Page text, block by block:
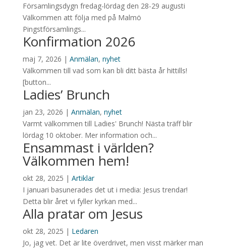
Församlingsdygn fredag-lördag den 28-29 augusti
Välkommen att följa med på Malmö
Pingstförsamlings...
Konfirmation 2026
maj 7, 2026 | Anmälan, nyhet
Välkommen till vad som kan bli ditt bästa år hittills!
[button...
Ladies’ Brunch
jan 23, 2026 | Anmälan, nyhet
Varmt välkommen till Ladies' Brunch! Nästa träff blir
lördag 10 oktober. Mer information och...
Ensammast i världen?
Välkommen hem!
okt 28, 2025 | Artiklar
I januari basunerades det ut i media: Jesus trendar!
Detta blir året vi fyller kyrkan med...
Alla pratar om Jesus
okt 28, 2025 | Ledaren
Jo, jag vet. Det är lite överdrivet, men visst märker man